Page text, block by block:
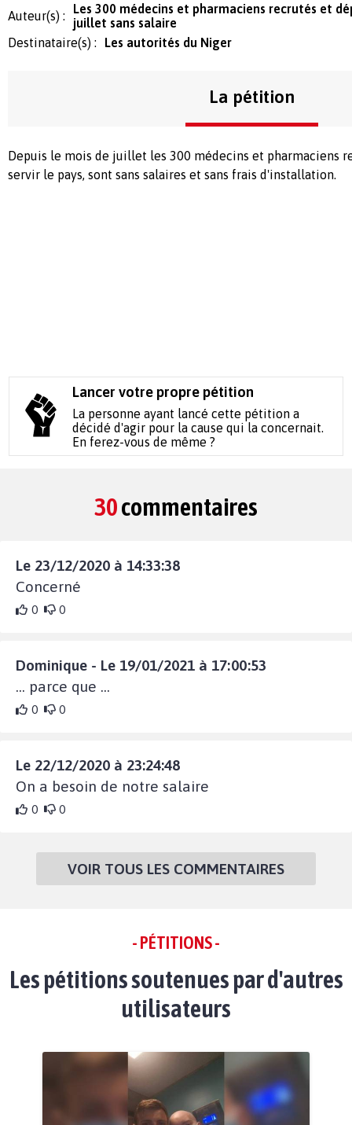
Auteur(s) :
Les 300 médecins et pharmaciens recrutés et
juillet sans salaire
Destinataire(s) :
Les autorités du Niger
La pétition
Depuis le mois de juillet les 300 médecins et pharmaciens
servir le pays, sont sans salaires et sans frais d'installation.
Lancer votre propre pétition
La personne ayant lancé cette pétition a
décidé d'agir pour la cause qui la concernait.
En ferez-vous de même ?
30commentaires
Le 23/12/2020 à 14:33:38
Concerné
0 0
Dominique - Le 19/01/2021 à 17:00:53
... parce que ...
0 0
Le 22/12/2020 à 23:24:48
On a besoin de notre salaire
0 0
VOIR TOUS LES COMMENTAIRES
- PÉTITIONS -
Les pétitions soutenues par d'autres
utilisateurs